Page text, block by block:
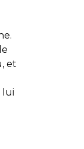
et
lui